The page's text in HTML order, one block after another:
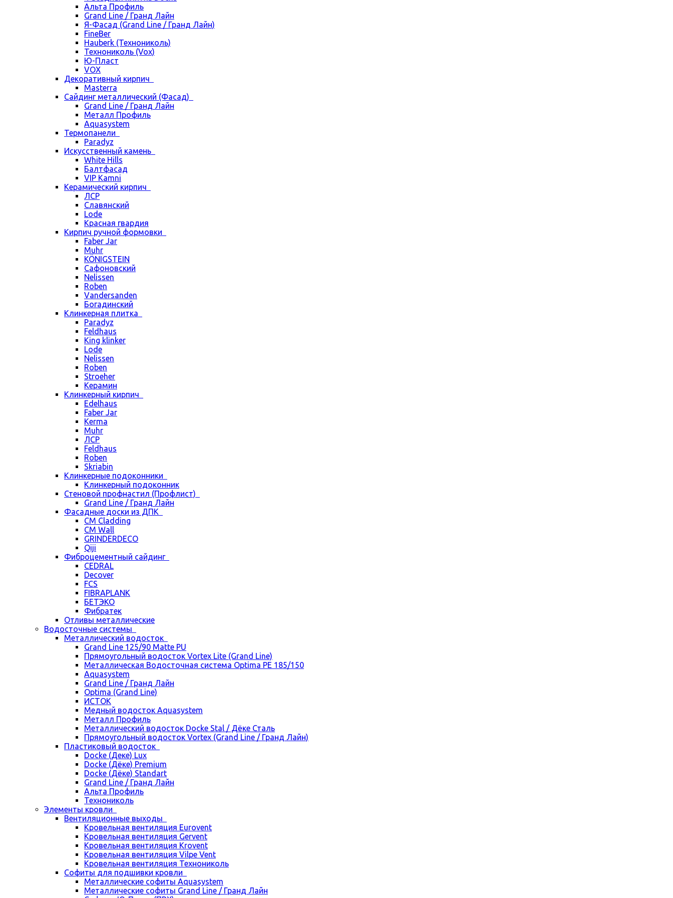
Альта Профиль
Grand Line / Гранд Лайн
Я-Фасад (Grand Line / Гранд Лайн)
FineBer
Hauberk (Технониколь)
Технониколь (Vox)
Ю-Пласт
VOX
Декоративный кирпич
Masterra
Сайдинг металлический (Фасад)
Grand Line / Гранд Лайн
Металл Профиль
Aquasystem
Термопанели
Paradyz
Искусственный камень
White Hills
Балтфасад
VIP Kamni
Керамический кирпич
ЛСР
Славянский
Lode
Красная гвардия
Кирпич ручной формовки
Faber Jar
Muhr
KÖNIGSTEIN
Сафоновский
Nelissen
Roben
Vandersanden
Богадинский
Клинкерная плитка
Paradyz
Feldhaus
King klinker
Lode
Nelissen
Roben
Stroeher
Керамин
Клинкерный кирпич
Edelhaus
Faber Jar
Kerma
Muhr
ЛСР
Feldhaus
Roben
Skriabin
Клинкерные подоконники
Клинкерный подоконник
Стеновой профнастил (Профлист)
Grand Line / Гранд Лайн
Фасадные доски из ДПК
CM Cladding
CM Wall
GRINDERDECO
Qiji
Фиброцементный сайдинг
CEDRAL
Decover
FCS
FIBRAPLANK
БЕТЭКО
Фибратек
Отливы металлические
Водосточные системы
Металлический водосток
Grand Line 125/90 Matte PU
Прямоугольный водосток Vortex Lite (Grand Line)
Металлическая Водосточная система Optima PE 185/150
Aquasystem
Grand Line / Гранд Лайн
Optima (Grand Line)
ИСТОК
Медный водосток Aquasystem
Металл Профиль
Металлический водосток Docke Stal / Дёке Сталь
Прямоугольный водосток Vortex (Grand Line / Гранд Лайн)
Пластиковый водосток
Docke (Деке) Lux
Docke (Дёке) Premium
Docke (Дёке) Standart
Grand Line / Гранд Лайн
Альта Профиль
Технониколь
Элементы кровли
Вентиляционные выходы
Кровельная вентиляция Eurovent
Кровельная вентиляция Gervent
Кровельная вентиляция Krovent
Кровельная вентиляция Vilpe Vent
Кровельная вентиляция Технониколь
Cофиты для подшивки кровли
Металлические софиты Aquasystem
Металлические софиты Grand Line / Гранд Лайн